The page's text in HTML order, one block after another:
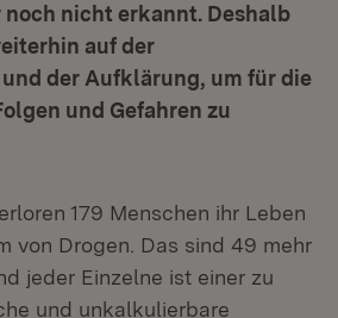
nicht erkannt. Deshalb
auf der
der Aufklärung, um für die
und Gefahren zu
179 Menschen ihr Leben
von Drogen. Das sind 49 mehr
jeder Einzelne ist einer zu
und unkalkulierbare